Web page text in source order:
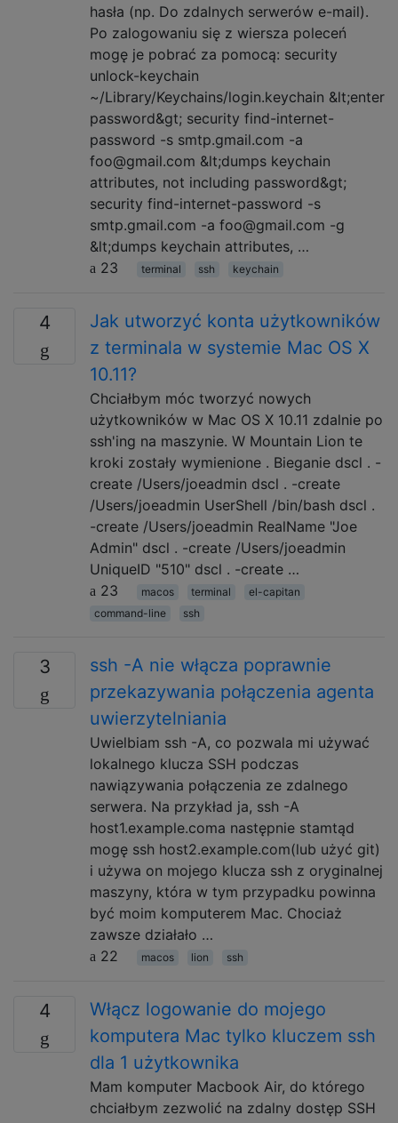
hasła (np. Do zdalnych serwerów e-mail).
Po zalogowaniu się z wiersza poleceń
mogę je pobrać za pomocą: security
unlock-keychain
~/Library/Keychains/login.keychain &lt;enter
password&gt; security find-internet-
password -s smtp.gmail.com -a
foo@gmail.com &lt;dumps keychain
attributes, not including password&gt;
security find-internet-password -s
smtp.gmail.com -a foo@gmail.com -g
&lt;dumps keychain attributes, …
23
terminal ssh keychain
4
Jak utworzyć konta użytkowników
z terminala w systemie Mac OS X
10.11?
Chciałbym móc tworzyć nowych
użytkowników w Mac OS X 10.11 zdalnie po
ssh'ing na maszynie. W Mountain Lion te
kroki zostały wymienione . Bieganie dscl . -
create /Users/joeadmin dscl . -create
/Users/joeadmin UserShell /bin/bash dscl .
-create /Users/joeadmin RealName "Joe
Admin" dscl . -create /Users/joeadmin
UniqueID "510" dscl . -create …
23
macos terminal
el-capitan
command-line
ssh
3
ssh -A nie włącza poprawnie
przekazywania połączenia agenta
uwierzytelniania
Uwielbiam ssh -A, co pozwala mi używać
lokalnego klucza SSH podczas
nawiązywania połączenia ze zdalnego
serwera. Na przykład ja, ssh -A
host1.example.coma następnie stamtąd
mogę ssh host2.example.com(lub użyć git)
i używa on mojego klucza ssh z oryginalnej
maszyny, która w tym przypadku powinna
być moim komputerem Mac. Chociaż
zawsze działało …
22
macos lion ssh
4
Włącz logowanie do mojego
komputera Mac tylko kluczem ssh
dla 1 użytkownika
Mam komputer Macbook Air, do którego
chciałbym zezwolić na zdalny dostęp SSH